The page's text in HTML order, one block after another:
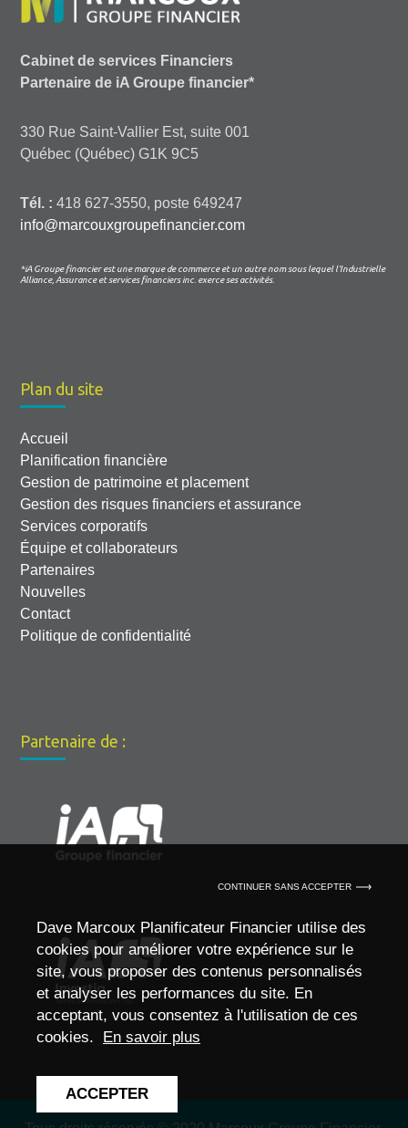
CONTINUER SANS ACCEPTER
Dave Marcoux Planificateur Financier utilise des
cookies pour améliorer votre expérience sur le
site, vous proposer des contenus personnalisés
et analyser les performances du site. En
acceptant, vous consentez à l'utilisation de ces
cookies. En savoir plus
ACCEPTER
Cabinet de services Financiers
Partenaire de iA Groupe financier*
330 Rue Saint-Vallier Est, suite 001
Québec (Québec) G1K 9C5
Tél. : 418 627-3550, poste 649247
info@marcouxgroupefinancier.com
*iA Groupe financier est une marque de commerce et un autre nom sous lequel l’Industrielle
Alliance, Assurance et services financiers inc. exerce ses activités.
Plan du site
Accueil
Planification financière
Gestion de patrimoine et placement
Gestion des risques financiers et assurance
Services corporatifs
Équipe et collaborateurs
Partenaires
Nouvelles
Contact
Politique de confidentialité
Partenaire de :